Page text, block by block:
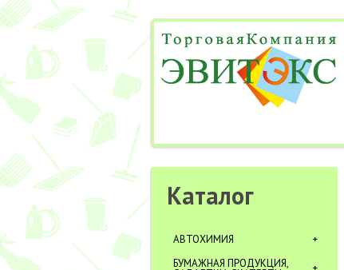
Каталог
АВТОХИМИЯ
БУМАЖНАЯ ПРОДУКЦИЯ,